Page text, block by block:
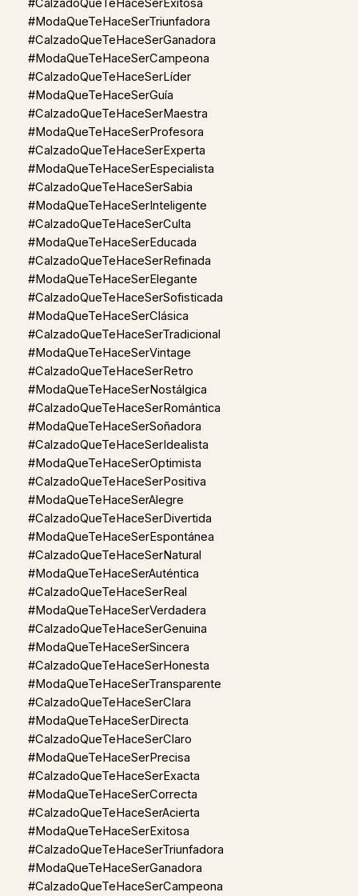
#ModaQueTeHaceSerTriunfadora
#CalzadoQueTeHaceSerGanadora
#ModaQueTeHaceSerCampeona
#CalzadoQueTeHaceSerLíder
#ModaQueTeHaceSerGuía
#CalzadoQueTeHaceSerMaestra
#ModaQueTeHaceSerProfesora
#CalzadoQueTeHaceSerExperta
#ModaQueTeHaceSerEspecialista
#CalzadoQueTeHaceSerSabia
#ModaQueTeHaceSerInteligente
#CalzadoQueTeHaceSerCulta
#ModaQueTeHaceSerEducada
#CalzadoQueTeHaceSerRefinada
#ModaQueTeHaceSerElegante
#CalzadoQueTeHaceSerSofisticada
#ModaQueTeHaceSerClásica
#CalzadoQueTeHaceSerTradicional
#ModaQueTeHaceSerVintage
#CalzadoQueTeHaceSerRetro
#ModaQueTeHaceSerNostálgica
#CalzadoQueTeHaceSerRomántica
#ModaQueTeHaceSerSoñadora
#CalzadoQueTeHaceSerIdealista
#ModaQueTeHaceSerOptimista
#CalzadoQueTeHaceSerPositiva
#ModaQueTeHaceSerAlegre
#CalzadoQueTeHaceSerDivertida
#ModaQueTeHaceSerEspontánea
#CalzadoQueTeHaceSerNatural
#ModaQueTeHaceSerAuténtica
#CalzadoQueTeHaceSerReal
#ModaQueTeHaceSerVerdadera
#CalzadoQueTeHaceSerGenuina
#ModaQueTeHaceSerSincera
#CalzadoQueTeHaceSerHonesta
#ModaQueTeHaceSerTransparente
#CalzadoQueTeHaceSerClara
#ModaQueTeHaceSerDirecta
#CalzadoQueTeHaceSerClaro
#ModaQueTeHaceSerPrecisa
#CalzadoQueTeHaceSerExacta
#ModaQueTeHaceSerCorrecta
#CalzadoQueTeHaceSerAcierta
#ModaQueTeHaceSerExitosa
#CalzadoQueTeHaceSerTriunfadora
#ModaQueTeHaceSerGanadora
#CalzadoQueTeHaceSerCampeona